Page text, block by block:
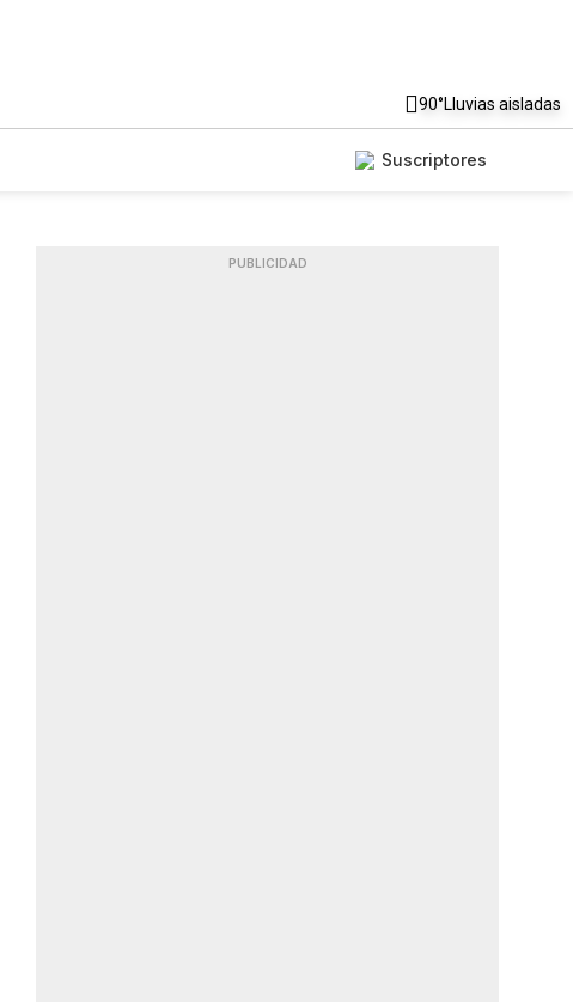
90°Lluvias aisladas
Suscriptores
PUBLICIDAD